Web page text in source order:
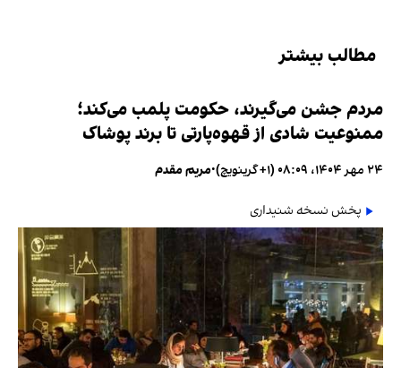
مطالب بیشتر
مردم جشن می‌گیرند، حکومت پلمب می‌کند؛
ممنوعیت شادی از قهوه‌پارتی تا برند پوشاک
۲۴ مهر ۱۴۰۴، ۰۸:۰۹ (‎+۱ گرینویچ) •مریم مقدم
پخش نسخه شنیداری